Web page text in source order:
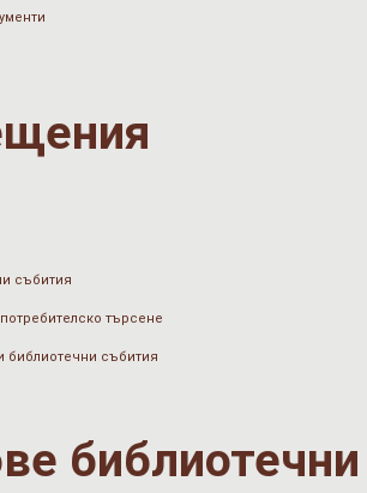
събития
търсене
библиотечни събития
библиотечни